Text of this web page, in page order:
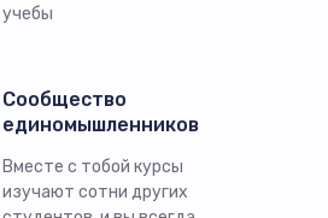
учебы
Сообщество
единомышленников
Вместе с тобой курсы
изучают сотни других